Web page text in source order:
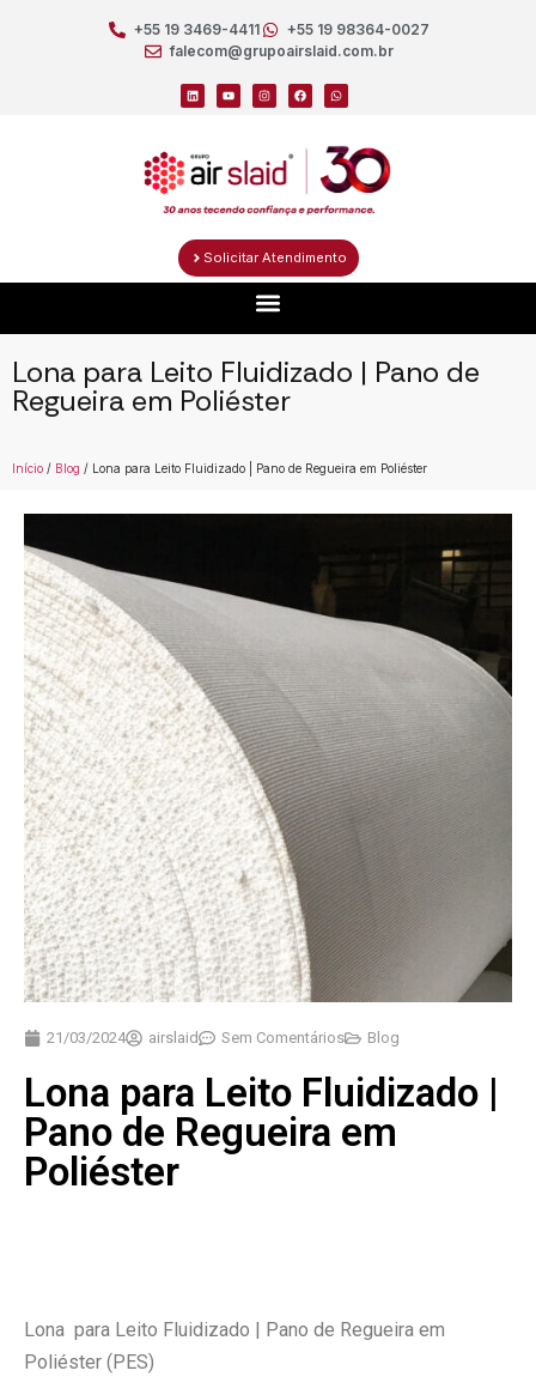
+55 19 3469-4411
+55 19 98364-0027
falecom@grupoairslaid.com.br
Solicitar Atendimento
Lona para Leito Fluidizado | Pano de
Regueira em Poliéster
Início / Blog / Lona para Leito Fluidizado | Pano de Regueira em Poliéster
21/03/2024 airslaid Sem Comentários Blog
Lona para Leito Fluidizado |
Pano de Regueira em
Poliéster
Lona para Leito Fluidizado | Pano de Regueira em
Poliéster (PES)